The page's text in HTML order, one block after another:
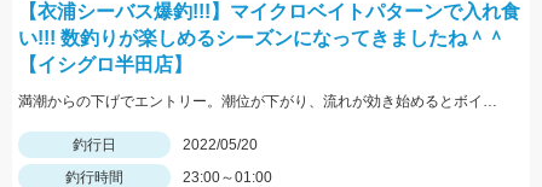
【衣浦シーバス爆釣!!!】マイクロベイトパターンで入れ食
い!!! 数釣りが楽しめるシーズンになってきましたね＾＾
【イシグロ半田店】
満潮からの下げでエントリー。潮位が下がり、流れが効き始めるとボイル多数。小型ルアーでスローで巻くと効果的でした。
釣行日
2022/05/20
釣行時間
23:00～01:00